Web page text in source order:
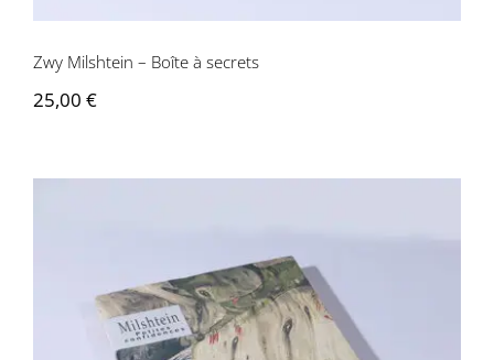
Zwy Milshtein – Boîte à secrets
25,00 €